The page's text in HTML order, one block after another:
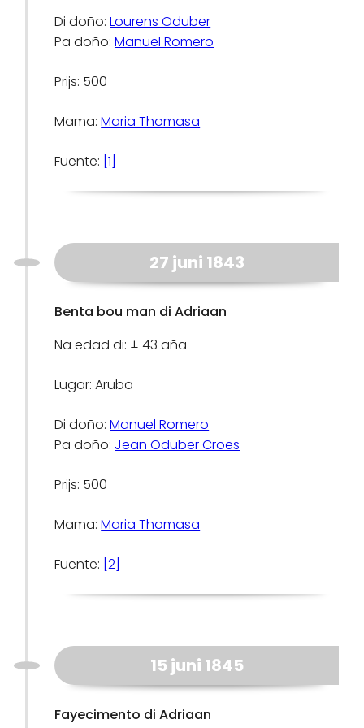
Di doño:Lourens Oduber
Pa doño:Manuel Romero
Prijs: 500
Mama:Maria Thomasa
Fuente: [1]
27 juni 1843
Benta bou man di Adriaan
Na edad di: ± 43 aña
Lugar: Aruba
Di doño:Manuel Romero
Pa doño: Jean Oduber Croes
Prijs: 500
Mama:Maria Thomasa
Fuente: [2]
15 juni 1845
Fayecimento di Adriaan